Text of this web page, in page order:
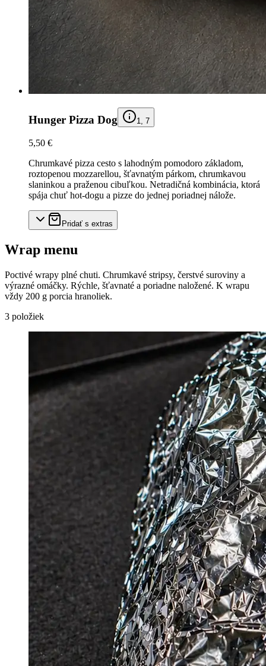
Hunger Pizza Dog 1, 7
5,50 €
Chrumkavé pizza cesto s lahodným pomodoro základom,
roztopenou mozzarellou, šťavnatým párkom, chrumkavou
slaninkou a praženou cibuľkou. Netradičná kombinácia, ktorá
spája chuť hot-dogu a pizze do jednej poriadnej nálože.
Pridať s extras
Wrap menu
Poctivé wrapy plné chuti. Chrumkavé stripsy, čerstvé suroviny a
výrazné omáčky. Rýchle, šťavnaté a poriadne naložené. K wrapu
vždy 200 g porcia hranoliek.
3 položiek